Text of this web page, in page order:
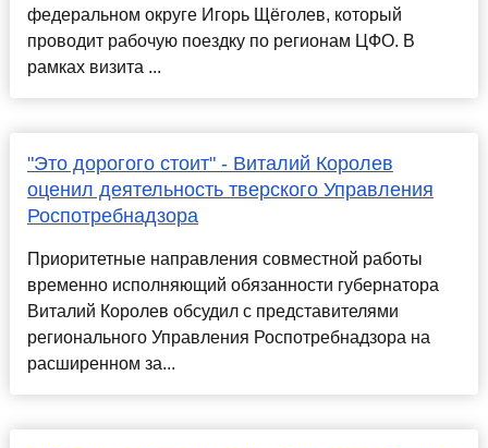
федеральном округе Игорь Щёголев, который
проводит рабочую поездку по регионам ЦФО. В
рамках визита ...
"Это дорогого стоит" - Виталий Королев
оценил деятельность тверского Управления
Роспотребнадзора
Приоритетные направления совместной работы
временно исполняющий обязанности губернатора
Виталий Королев обсудил с представителями
регионального Управления Роспотребнадзора на
расширенном за...